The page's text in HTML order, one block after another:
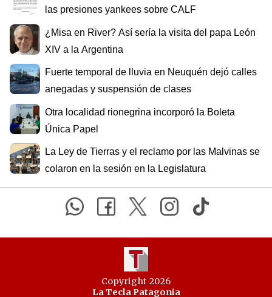
las presiones yankees sobre CALF
¿Misa en River? Así sería la visita del papa León
XIV a la Argentina
Fuerte temporal de lluvia en Neuquén dejó calles
anegadas y suspensión de clases
Otra localidad rionegrina incorporó la Boleta
Única Papel
La Ley de Tierras y el reclamo por las Malvinas se
colaron en la sesión en la Legislatura
Copyright 2026
La Tecla Patagonia